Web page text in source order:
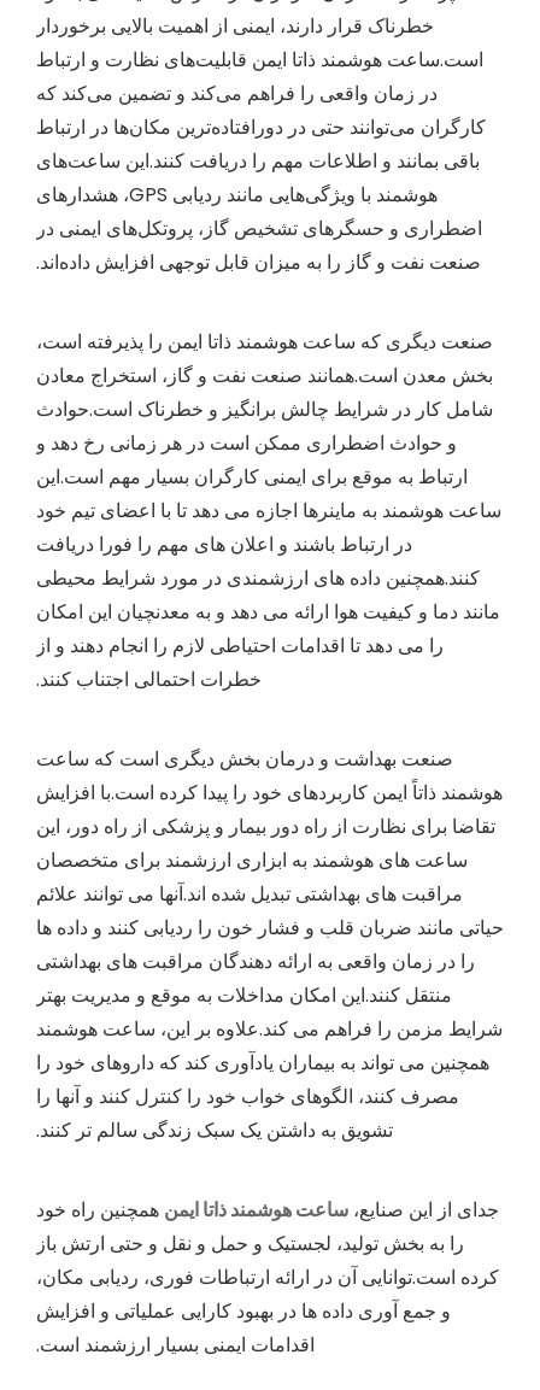
خطرناک قرار دارند، ایمنی از اهمیت بالایی برخوردار
است.ساعت هوشمند ذاتا ایمن قابلیت‌های نظارت و ارتباط
در زمان واقعی را فراهم می‌کند و تضمین می‌کند که
کارگران می‌توانند حتی در دورافتاده‌ترین مکان‌ها در ارتباط
باقی بمانند و اطلاعات مهم را دریافت کنند.این ساعت‌های
هوشمند با ویژگی‌هایی مانند ردیابی GPS، هشدارهای
اضطراری و حسگرهای تشخیص گاز، پروتکل‌های ایمنی در
صنعت نفت و گاز را به میزان قابل توجهی افزایش داده‌اند.
صنعت دیگری که ساعت هوشمند ذاتا ایمن را پذیرفته است،
بخش معدن است.همانند صنعت نفت و گاز، استخراج معادن
شامل کار در شرایط چالش برانگیز و خطرناک است.حوادث
و حوادث اضطراری ممکن است در هر زمانی رخ دهد و
ارتباط به موقع برای ایمنی کارگران بسیار مهم است.این
ساعت هوشمند به ماینرها اجازه می دهد تا با اعضای تیم خود
در ارتباط باشند و اعلان های مهم را فورا دریافت
کنند.همچنین داده های ارزشمندی در مورد شرایط محیطی
مانند دما و کیفیت هوا ارائه می دهد و به معدنچیان این امکان
را می دهد تا اقدامات احتیاطی لازم را انجام دهند و از
خطرات احتمالی اجتناب کنند.
صنعت بهداشت و درمان بخش دیگری است که ساعت
هوشمند ذاتاً ایمن کاربردهای خود را پیدا کرده است.با افزایش
تقاضا برای نظارت از راه دور بیمار و پزشکی از راه دور، این
ساعت های هوشمند به ابزاری ارزشمند برای متخصصان
مراقبت های بهداشتی تبدیل شده اند.آنها می توانند علائم
حیاتی مانند ضربان قلب و فشار خون را ردیابی کنند و داده ها
را در زمان واقعی به ارائه دهندگان مراقبت های بهداشتی
منتقل کنند.این امکان مداخلات به موقع و مدیریت بهتر
شرایط مزمن را فراهم می کند.علاوه بر این، ساعت هوشمند
همچنین می تواند به بیماران یادآوری کند که داروهای خود را
مصرف کنند، الگوهای خواب خود را کنترل کنند و آنها را
تشویق به داشتن یک سبک زندگی سالم تر کنند.
جدای از این صنایع، ساعت هوشمند ذاتا ایمن همچنین راه خود
را به بخش تولید، لجستیک و حمل و نقل و حتی ارتش باز
کرده است.توانایی آن در ارائه ارتباطات فوری، ردیابی مکان،
و جمع آوری داده ها در بهبود کارایی عملیاتی و افزایش
اقدامات ایمنی بسیار ارزشمند است.